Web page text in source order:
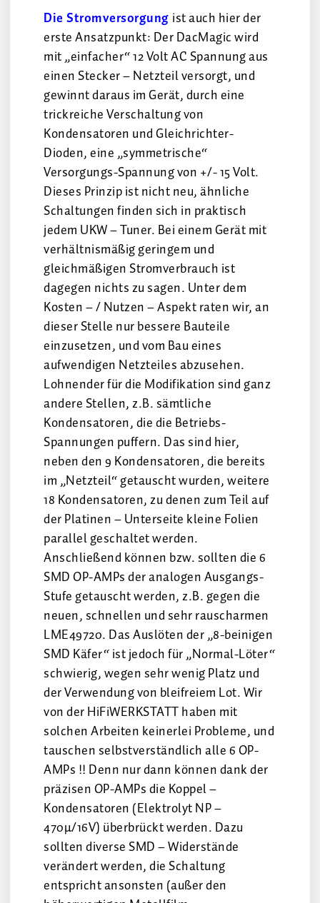
Die Stromversorgung ist auch hier der
erste Ansatzpunkt: Der DacMagic wird
mit „einfacher“ 12 Volt AC Spannung aus
einen Stecker – Netzteil versorgt, und
gewinnt daraus im Gerät, durch eine
trickreiche Verschaltung von
Kondensatoren und Gleichrichter-
Dioden, eine „symmetrische“
Versorgungs-Spannung von +/- 15 Volt.
Dieses Prinzip ist nicht neu, ähnliche
Schaltungen finden sich in praktisch
jedem UKW – Tuner. Bei einem Gerät mit
verhältnismäßig geringem und
gleichmäßigen Stromverbrauch ist
dagegen nichts zu sagen. Unter dem
Kosten – / Nutzen – Aspekt raten wir, an
dieser Stelle nur bessere Bauteile
einzusetzen, und vom Bau eines
aufwendigen Netzteiles abzusehen.
Lohnender für die Modifikation sind ganz
andere Stellen, z.B. sämtliche
Kondensatoren, die die Betriebs-
Spannungen puffern. Das sind hier,
neben den 9 Kondensatoren, die bereits
im „Netzteil“ getauscht wurden, weitere
18 Kondensatoren, zu denen zum Teil auf
der Platinen – Unterseite kleine Folien
parallel geschaltet werden.
Anschließend können bzw. sollten die 6
SMD OP-AMPs der analogen Ausgangs-
Stufe getauscht werden, z.B. gegen die
neuen, schnellen und sehr rauscharmen
LME49720. Das Auslöten der „8-beinigen
SMD Käfer“ ist jedoch für „Normal-Löter“
schwierig, wegen sehr wenig Platz und
der Verwendung von bleifreiem Lot. Wir
von der HiFiWERKSTATT haben mit
solchen Arbeiten keinerlei Probleme, und
tauschen selbstverständlich alle 6 OP-
AMPs !! Denn nur dann können dank der
präzisen OP-AMPs die Koppel –
Kondensatoren (Elektrolyt NP –
470µ/16V) überbrückt werden. Dazu
sollten diverse SMD – Widerstände
verändert werden, die Schaltung
entspricht ansonsten (außer den